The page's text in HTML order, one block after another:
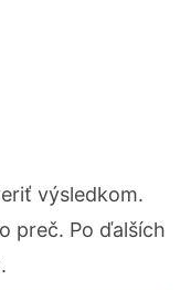
výsledkom.
preč. Po ďalších